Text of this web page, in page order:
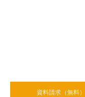
資料請求（無料）